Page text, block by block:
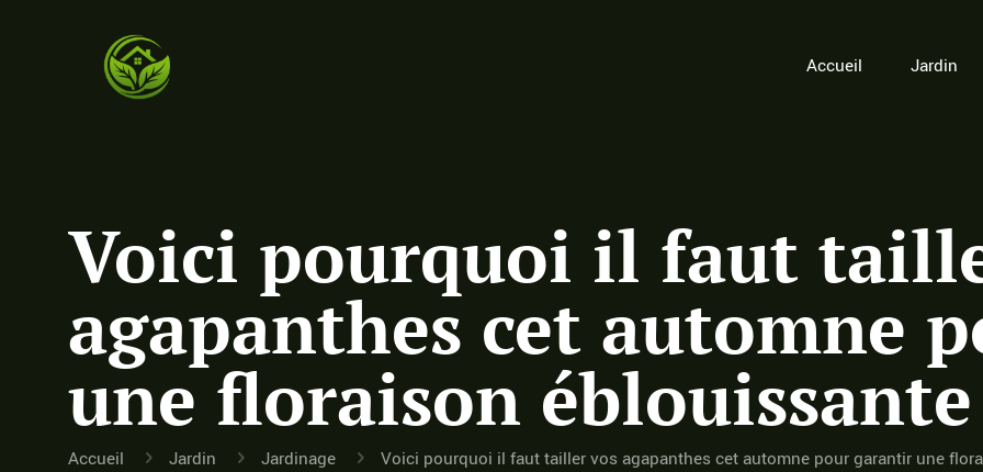
Accueil Jardin
Voici pourquoi il faut
agapanthes cet automne
une floraison
Accueil Jardin Jardinage Voici pourquoi il faut tailler vos agapanthes cet automne pour garantir une